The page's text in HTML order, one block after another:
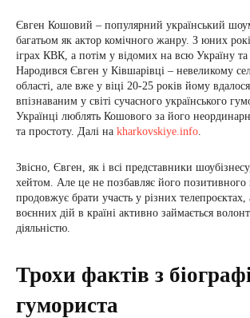
Євген Кошовий – популярний український
багатьом як актор комічного жанру. З юних
іграх КВК, а потім у відомих на всю Україну
Народився Євген у Ківшарівці – невеликому
області, але вже у віці 20-25 років йому
впізнаваним у світі сучасного українського
Українці люблять Кошового за його
та простоту. Далі на kharkovskiye.info.
Звісно, ​​Євген, як і всі представники
хейтом. Але це не позбавляє його
продовжує брати участь у різних телепроєктах,
воєнних дій в країні активно займається
діяльністю.
Трохи фактів з
гумориста